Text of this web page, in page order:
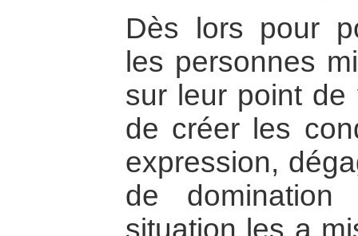
Dès lors pour
les personnes
sur leur point
de créer les
expression,
de
situation les a